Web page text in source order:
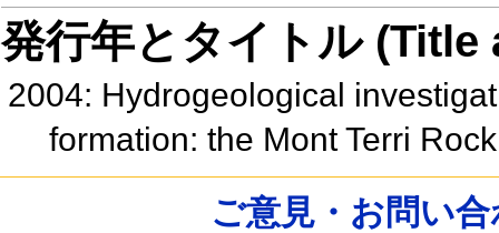
発行年とタイトル
2004: Hydrogeological
formation: the Mont Terri
ご意見・お問い